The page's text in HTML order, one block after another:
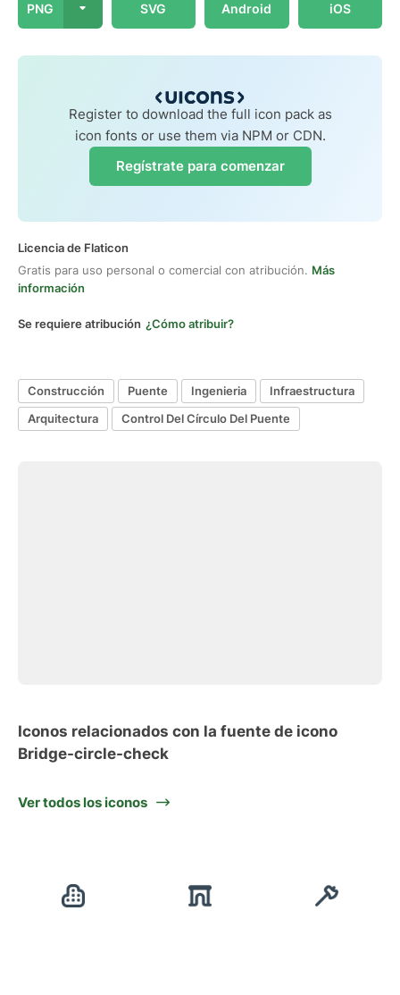
PNG SVG Android iOS
Register to download the full icon pack as
icon fonts or use them via NPM or CDN.
Regístrate para comenzar
Licencia de Flaticon
Gratis para uso personal o comercial con atribución. Más
información
Se requiere atribución ¿Cómo atribuir?
Construcción Puente Ingenieria
Infraestructura
Arquitectura
Control Del Círculo Del Puente
Iconos relacionados con la fuente de icono
Bridge-circle-check
Ver todos los iconos